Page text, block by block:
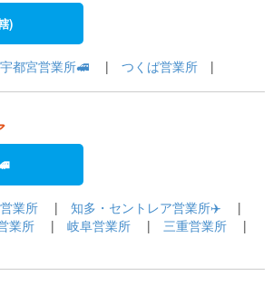
)
宇都宮営業所🚅| つくば営業所|
業所| 知多・セントレア営業所✈️ |
業所| 岐阜営業所| 三重営業所|